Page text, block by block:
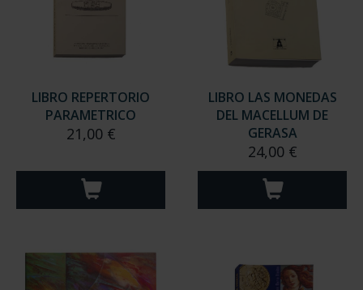
LIBRO REPERTORIO
PARAMETRICO
21,00 €
LIBRO LAS MONEDAS
DEL MACELLUM DE
GERASA
24,00 €